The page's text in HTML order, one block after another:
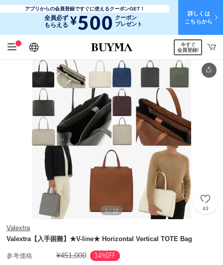
アプリからの会員登録ですぐに使えるクーポンGET！
全員必ず
もらえる ¥500 クーポン
プレゼント
詳しくは
こちらから
日本語
English
简体中文
繁體中文
今すぐ
会員登録!
1 / 18 43
Valextra
Valextra【入手困難】★V-line★ Horizontal Vertical TOTE Bag
参考価格 ¥451,000 34%OFF